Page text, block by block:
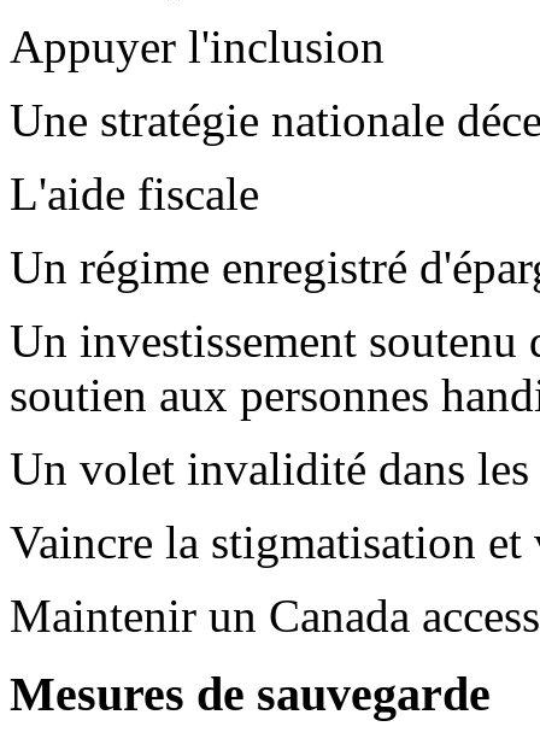
Appuyer l'inclusion
Une stratégie nationale
L'aide fiscale
Un régime enregistré
Un investissement soutenu
soutien aux personnes
Un volet invalidité dans
Vaincre la stigmatisation
Maintenir un Canada
Mesures de sauvegarde